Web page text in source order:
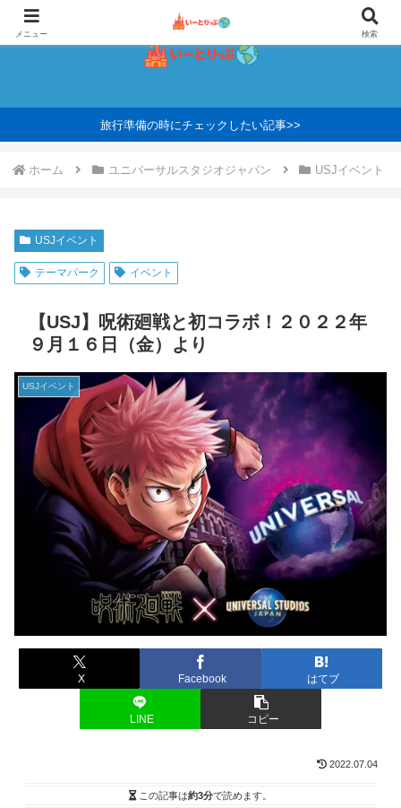
旅行準備の時にチェックしたい記事>>
ホーム ユニバーサルスタジオジャパン USJイベント
USJイベント
テーマパーク イベント
【USJ】呪術廻戦と初コラボ！２０２２年
９月１６日（金）より
USJイベント
X Facebook はてブ
LINE コピー
2022.07.04
この記事は約3分で読めます。
メニュー 検索